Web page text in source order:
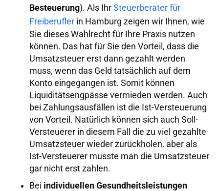
Besteuerung). Als Ihr Steuerberater für
Freiberufler in Hamburg zeigen wir Ihnen, wie
Sie dieses Wahlrecht für Ihre Praxis nutzen
können. Das hat für Sie den Vorteil, dass die
Umsatzsteuer erst dann gezahlt werden
muss, wenn das Geld tatsächlich auf dem
Konto eingegangen ist. Somit können
Liquiditätsengpässe vermieden werden. Auch
bei Zahlungsausfällen ist die Ist-Versteuerung
von Vorteil. Natürlich können sich auch Soll-
Versteuerer in diesem Fall die zu viel gezahlte
Umsatzsteuer wieder zurückholen, aber als
Ist-Versteuerer musste man die Umsatzsteuer
gar nicht erst zahlen.
Bei individuellen Gesundheitsleistungen